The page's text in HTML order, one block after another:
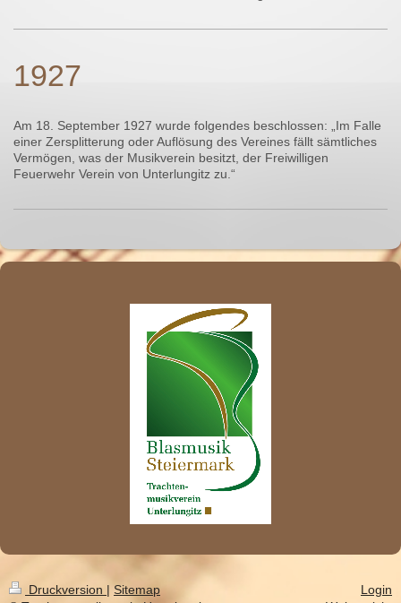
1927
Am 18. September 1927 wurde folgendes beschlossen: „Im Falle
einer Zersplitterung oder Auflösung des Vereines fällt sämtliches
Vermögen, was der Musikverein besitzt, der Freiwilligen
Feuerwehr Verein von Unterlungitz zu.“
Druckversion | Sitemap
Login